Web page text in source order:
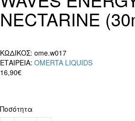
NECTARINE
ΚΩΔΙΚΟΣ: ome.w017
ΕΤΑΙΡΕΙΑ: OMERTA LIQUIDS
16,90€
Ποσότητα